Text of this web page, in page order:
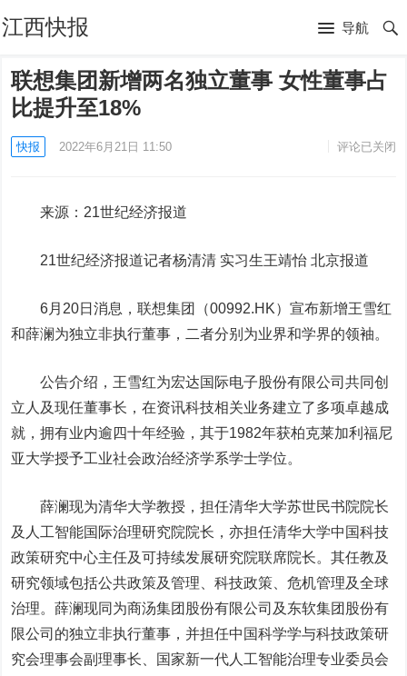
江西快报 导航
联想集团新增两名独立董事 女性董事占
比提升至18%
快报 2022年6月21日 11:50 评论已关闭
来源：21世纪经济报道
21世纪经济报道记者杨清清 实习生王靖怡 北京报道
6月20日消息，联想集团（00992.HK）宣布新增王雪红
和薛澜为独立非执行董事，二者分别为业界和学界的领袖。
公告介绍，王雪红为宏达国际电子股份有限公司共同创
立人及现任董事长，在资讯科技相关业务建立了多项卓越成
就，拥有业内逾四十年经验，其于1982年获柏克莱加利福尼
亚大学授予工业社会政治经济学系学士学位。
薛澜现为清华大学教授，担任清华大学苏世民书院院长
及人工智能国际治理研究院院长，亦担任清华大学中国科技
政策研究中心主任及可持续发展研究院联席院长。其任教及
研究领域包括公共政策及管理、科技政策、危机管理及全球
治理。薛澜现同为商汤集团股份有限公司及 东软集团 股份有
限公司的独立非执行董事，并担任中国科学学与科技政策研
究会理事会副理事长、国家新一代人工智能治理专业委员会